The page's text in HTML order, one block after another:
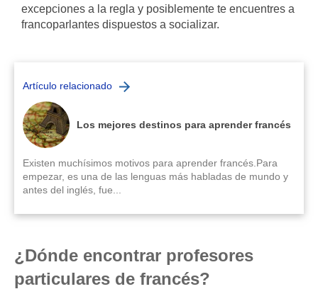
excepciones a la regla y posiblemente te encuentres a
francoparlantes dispuestos a socializar.
Artículo relacionado
Los mejores destinos para aprender francés
Existen muchísimos motivos para aprender francés.Para
empezar, es una de las lenguas más habladas de mundo y
antes del inglés, fue...
¿Dónde encontrar profesores
particulares de francés?